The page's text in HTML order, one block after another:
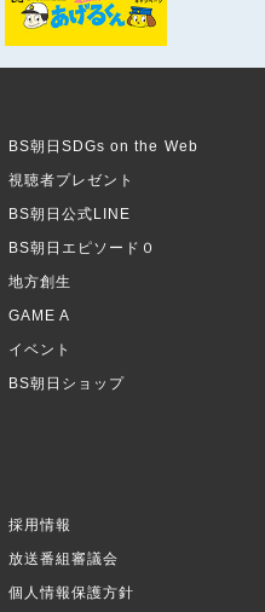
BS朝日SDGs on the Web
視聴者プレゼント
BS朝日公式LINE
BS朝日エピソード０
地方創生
GAME A
イベント
BS朝日ショップ
採用情報
放送番組審議会
個人情報保護方針